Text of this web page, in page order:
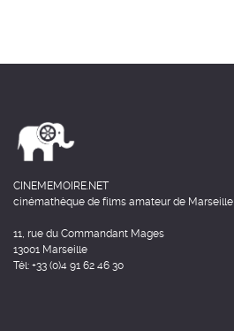
CINEMEMOIRE.NET
cinémathèque de films amateur de Marseille
11, rue du Commandant Mages
13001 Marseille
Tél: +33 (0)4 91 62 46 30